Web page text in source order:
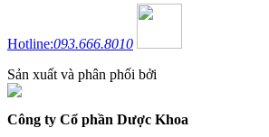
Hotline:093.666.8010
Sản xuất và phân phối bởi
Công ty Cổ phần Dược Khoa